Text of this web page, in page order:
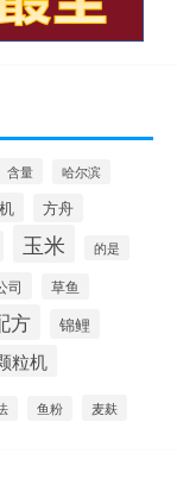
含量 哈尔滨
方舟
玉米 的是
司 草鱼
方 锦鲤
粒机
鱼粉 麦麸